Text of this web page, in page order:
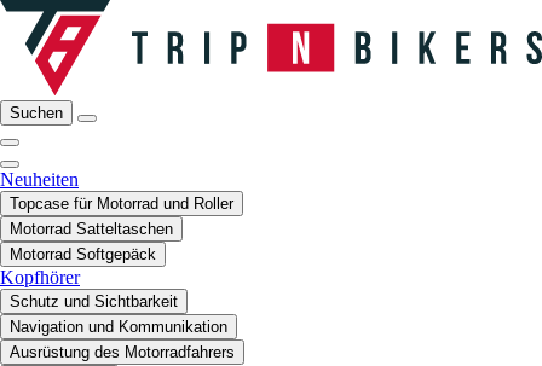
Suchen
Neuheiten
Topcase für Motorrad und Roller
Motorrad Satteltaschen
Motorrad Softgepäck
Kopfhörer
Schutz und Sichtbarkeit
Navigation und Kommunikation
Ausrüstung des Motorradfahrers